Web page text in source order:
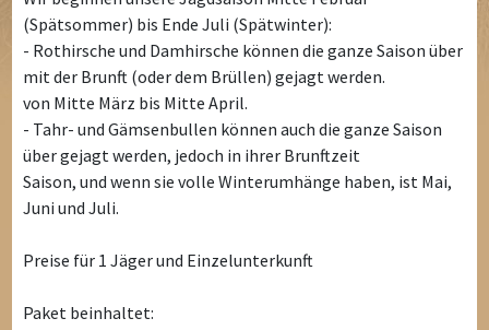
(Spätsommer) bis Ende Juli (Spätwinter):
- Rothirsche und Damhirsche können die ganze Saison über
mit der Brunft (oder dem Brüllen) gejagt werden.
von Mitte März bis Mitte April.
- Tahr- und Gämsenbullen können auch die ganze Saison
über gejagt werden, jedoch in ihrer Brunftzeit
Saison, und wenn sie volle Winterumhänge haben, ist Mai,
Juni und Juli.
Preise für 1 Jäger und Einzelunterkunft
Paket beinhaltet: